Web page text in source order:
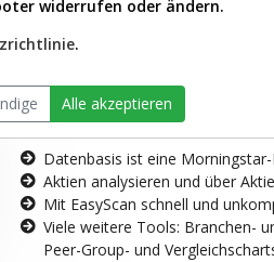
AKTIEN-
Die
Datenbasis ist eine
Aktien analysieren und über
Mit EasyScan schnell und
Viele weitere Tools: Branchen-
Peer-Group- und
widerrufen oder ändern.
.
Alle akzeptieren